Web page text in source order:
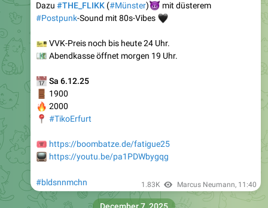
Dazu #THE_FLIKK (#Münster)
😈mit düsterem
#Postpunk-Sound mit 80s-Vibes
🖤
VVK-Preis noch bis heute 24 Uhr.
Abendkasse öffnet morgen 19 Uhr.
Sa 6.12.25
1900
2000
#TikoErfurt
https://boombatze.de/fatigue25
https://youtu.be/pa1PDWbygqg
#bldsnnmchn 1.83K Marcus Neumann, 11:40